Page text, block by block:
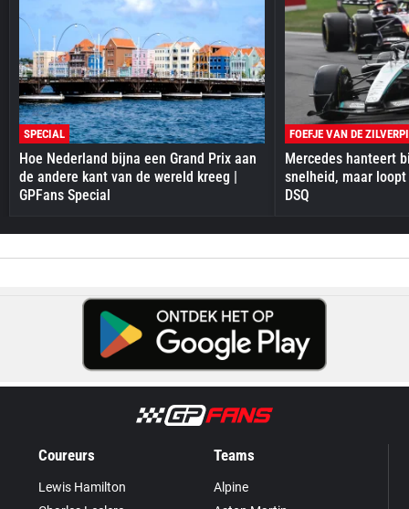
SPECIAL
Hoe Nederland bijna een Grand Prix aan
de andere kant van de wereld kreeg |
GPFans Special
FOEFJE VAN DE
Mercedes hanteert
snelheid, maar
DSQ
Coureurs
Lewis Hamilton
Teams
Alpine